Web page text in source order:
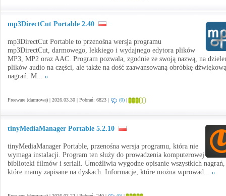
mp3DirectCut Portable 2.40
mp3DirectCut Portable to przenośna wersja programu
mp3DirectCut, darmowego, lekkiego i wydajnego edytora plików
MP3, MP2 oraz AAC. Program pozwala, zgodnie ze swoją nazwą, na
plików audio na części, ale także na dość zaawansowaną obróbkę dźwiękową
nagrań. M...
Freeware (darmowa) | 2026.03.30 | Pobrań: 6823 | (0) |
tinyMediaManager Portable 5.2.10
tinyMediaManager Portable, przenośna wersja programu, która nie
wymaga instalacji. Program ten służy do prowadzenia komputerowej
biblioteki filmów i seriali. Umożliwia wygodne opisanie wszystkich nagrań,
które mamy zapisane na dyskach. Informacje, które można wprowad...